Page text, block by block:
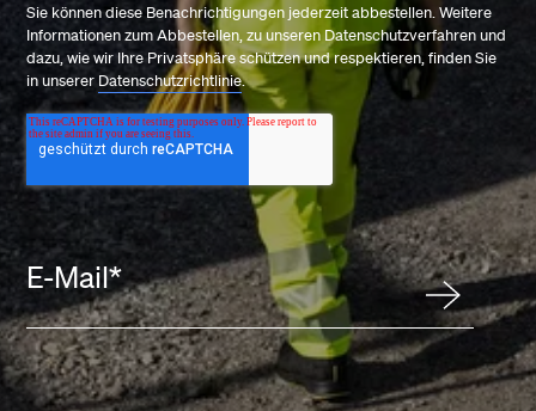
E-Mail*
Sie können diese Benachrichtigungen jederzeit abbestellen. Weitere
Informationen zum Abbestellen, zu unseren Datenschutzverfahren und
dazu, wie wir Ihre Privatsphäre schützen und respektieren, finden Sie
in unserer Datenschutzrichtlinie.